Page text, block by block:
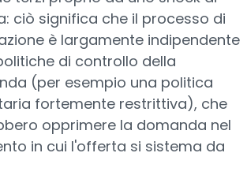
ciò significa che il processo di
è largamente indipendente
di controllo della
(per esempio una politica
fortemente restrittiva), che
opprimere la domanda nel
in cui l'offerta si sistema da